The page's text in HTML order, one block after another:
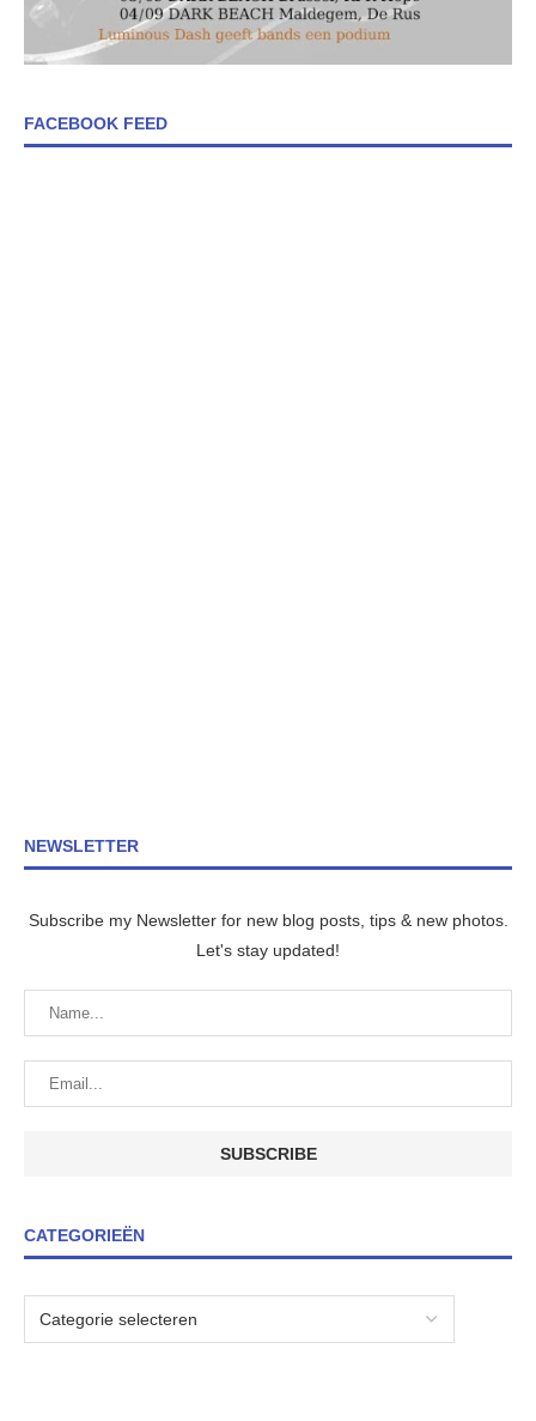
FACEBOOK FEED
NEWSLETTER
Subscribe my Newsletter for new blog posts, tips & new photos.
Let's stay updated!
CATEGORIEËN